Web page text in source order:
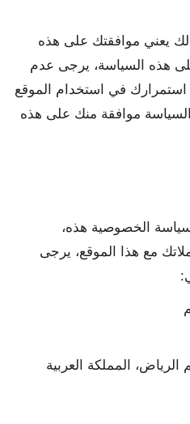
يعني موافقتك على هذه
هذه السياسة، يرجى عدم
في استخدام الموقع
موافقة منك على هذه
الخصوصية هذه،
مع هذا الموقع، يرجى
الرياض، المملكة العربية